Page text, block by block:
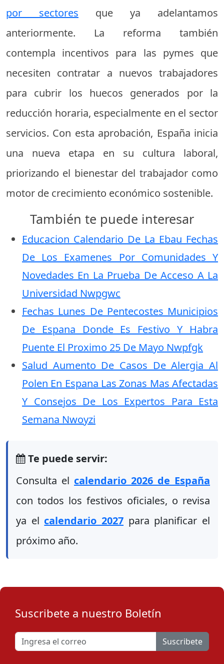
por sectores que ya adelantamos
anteriormente. La reforma también
contempla incentivos para las pymes que
necesiten contratar a nuevos trabajadores
para cubrir los huecos generados por la
reducción horaria, especialmente en el sector
servicios. Con esta aprobación, España inicia
una nueva etapa en su cultura laboral,
priorizando el bienestar del trabajador como
motor de crecimiento económico sostenible.
También te puede interesar
Educacion Calendario De La Ebau Fechas
De Los Examenes Por Comunidades Y
Novedades En La Prueba De Acceso A La
Universidad Nwpgwc
Fechas Lunes De Pentecostes Municipios
De Espana Donde Es Festivo Y Habra
Puente El Proximo 25 De Mayo Nwpfgk
Salud Aumento De Casos De Alergia Al
Polen En Espana Las Zonas Mas Afectadas
Y Consejos De Los Expertos Para Esta
Semana Nwoyzi
Te puede servir:
Consulta el calendario 2026 de España
con todos los festivos oficiales, o revisa
ya el calendario 2027 para planificar el
próximo año.
Suscribete a nuestro Boletín
Suscribete